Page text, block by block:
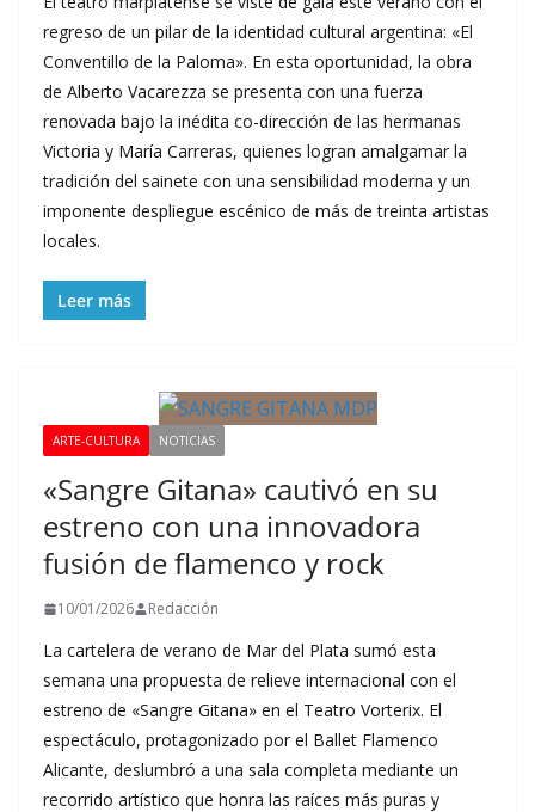
regreso de un pilar de la identidad cultural argentina: «El
Conventillo de la Paloma». En esta oportunidad, la obra
de Alberto Vacarezza se presenta con una fuerza
renovada bajo la inédita co-dirección de las hermanas
Victoria y María Carreras, quienes logran amalgamar la
tradición del sainete con una sensibilidad moderna y un
imponente despliegue escénico de más de treinta artistas
locales.
Leer más
ARTE-CULTURA NOTICIAS
«Sangre Gitana» cautivó en su
estreno con una innovadora
fusión de flamenco y rock
10/01/2026 Redacción
La cartelera de verano de Mar del Plata sumó esta
semana una propuesta de relieve internacional con el
estreno de «Sangre Gitana» en el Teatro Vorterix. El
espectáculo, protagonizado por el Ballet Flamenco
Alicante, deslumbró a una sala completa mediante un
recorrido artístico que honra las raíces más puras y